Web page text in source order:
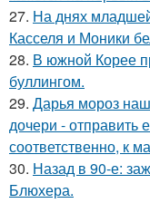
27. На днях
Касселя и Моники
28. В южной Корее
буллингом.
29. Дарья мороз
дочери - отправить
соответственно, к
30. Назад в 90-е:
Блюхера.